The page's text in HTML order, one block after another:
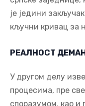
је једини
кључни кривац за
РЕАЛНОСТ
У другом делу
процесима, пре
споразумом, као